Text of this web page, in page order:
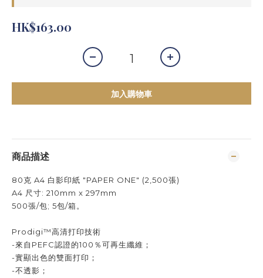
HK$163.00
加入購物車
商品描述
80克 A4 白影印紙 "PAPER ONE" (2,500張)
A4 尺寸: 210mm x 297mm
500張/包; 5包/箱。
Prodigi™高清打印技術
-來自PEFC認證的100％可再生纖維；
-實顯出色的雙面打印；
-不透影；